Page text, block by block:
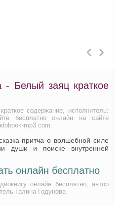
- Белый заяц краткое
содержание, исполнитель:
бесплатно онлайн на сайте
mp3.com
притча о волшебной силе
души и поиске внутренней
онлайн бесплатно
онлайн бесплатно, автор
Галина Годунова